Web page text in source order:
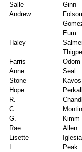
Salle
Ginn
Andrew
Eum
Haley
Farris
Odom
Anne
Seal
Stone
Kavos
Hope
R.
C.
G.
Kimm
Rae
Allen
Lisette
L.
Peak